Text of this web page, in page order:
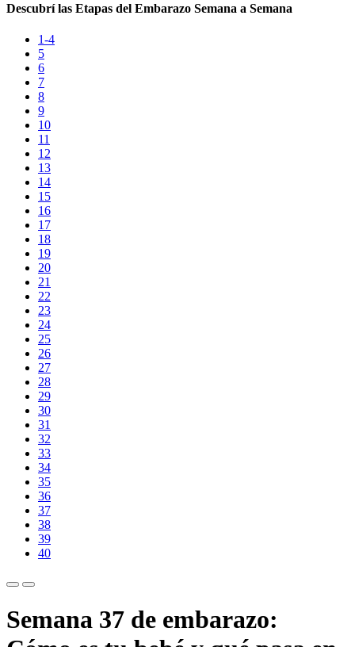
Descubrí las Etapas del Embarazo Semana a Semana
1-4
5
6
7
8
9
10
11
12
13
14
15
16
17
18
19
20
21
22
23
24
25
26
27
28
29
30
31
32
33
34
35
36
37
38
39
40
Semana 37 de embarazo: